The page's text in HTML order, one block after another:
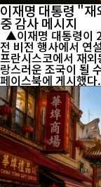
이재명 대통령 "
중 감사 메시지
▲이재명 대통령이 2026년 6월 30일 광주에서 열린 첨단산업 발
전 비전 행사에서 연
프란시스코에서 재
랑스러운 조국이 될
페이스북에 게시했다